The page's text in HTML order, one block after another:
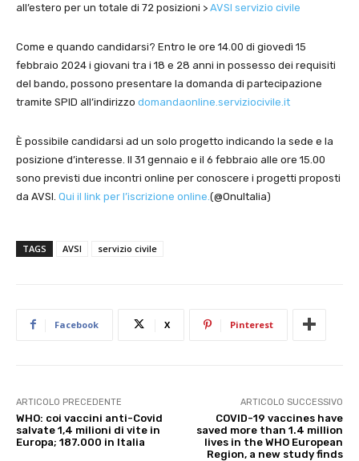
all’estero per un totale di 72 posizioni > AVSI servizio civile
Come e quando candidarsi? Entro le ore 14.00 di giovedì 15
febbraio 2024 i giovani tra i 18 e 28 anni in possesso dei requisiti
del bando, possono presentare la domanda di partecipazione
tramite SPID all’indirizzo domandaonline.serviziocivile. it
È possibile candidarsi ad un solo progetto indicando la sede e la
posizione d’interesse. Il 31 gennaio e il 6 febbraio alle ore 15.00
sono previsti due incontri online per conoscere i progetti proposti
da AVSI. Qui il link per l’iscrizione online. (@OnuItalia)
TAGS AVSI servizio civile
Facebook X Pinterest
ARTICOLO PRECEDENTE
WHO: coi vaccini anti-Covid
salvate 1,4 milioni di vite in
Europa; 187.000 in Italia
ARTICOLO SUCCESSIVO
COVID-19 vaccines have
saved more than 1.4 million
lives in the WHO European
Region, a new study finds